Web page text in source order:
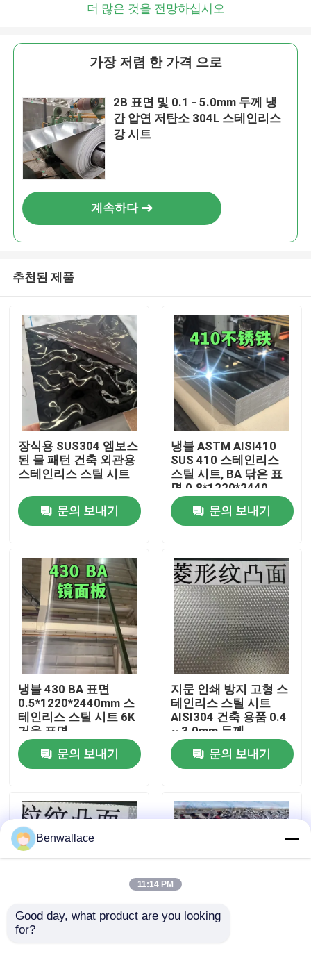
제품
비디오
우리 에 관한 것
공장 투어
저희와 연락
사건
더 많은 것을 전망하십시오
가장 저렴 한 가격 으로
2B 표면 및 0.1 - 5.0mm 두께 냉
간 압연 저탄소 304L 스테인리스
강 시트
계속하다
추천된 제품
장식용 SUS304 엠보스
된 물 패턴 건축 외관용
스테인리스 스틸 시트
문의 보내기
냉불 ASTM AISI410
SUS 410 스테인리스
스틸 시트, BA 닦은 표
면 0.8*1220*2440
문의 보내기
냉불 430 BA 표면
0.5*1220*2440mm 스
테인리스 스틸 시트 6K
거울 표면
문의 보내기
지문 인쇄 방지 고형 스
테인리스 스틸 시트
AISI304 건축 용품 0.4
~ 3.0mm 두께
문의 보내기
우수한 내마모성과 장
Benwallace
11:14 PM
Good day, what product are you looking
for?